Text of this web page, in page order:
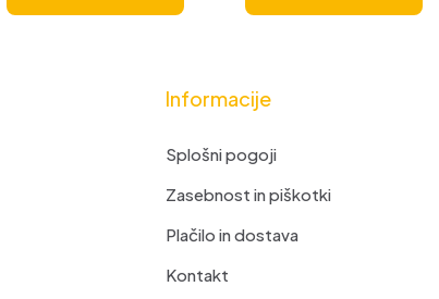
Informacije
Splošni pogoji
Zasebnost in piškotki
Plačilo in dostava
Kontakt